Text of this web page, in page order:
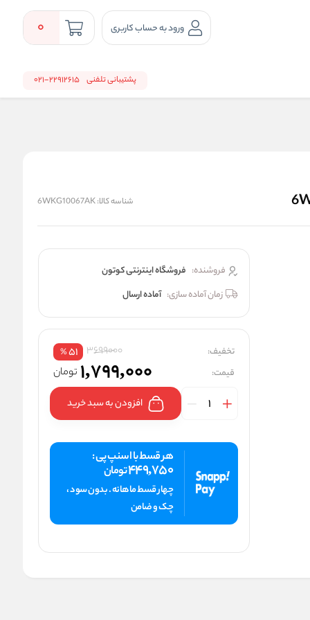
ورود به حساب کاربری 0
پشتیبانی تلفنی 22912615-021
شناسه کالا:6WKG10067AK
فروشنده: فروشگاه اینترنتی کوتون
زمان آماده سازی: آماده ارسال
تخفیف: 3699000
51
%
قیمت: 1,799,000 تومان
افزودن به سبد خرید
هر قسط با اسنپ پی :
449,750تومان
چهار قسط ماهانه . بدون سود ،
چک و ضامن